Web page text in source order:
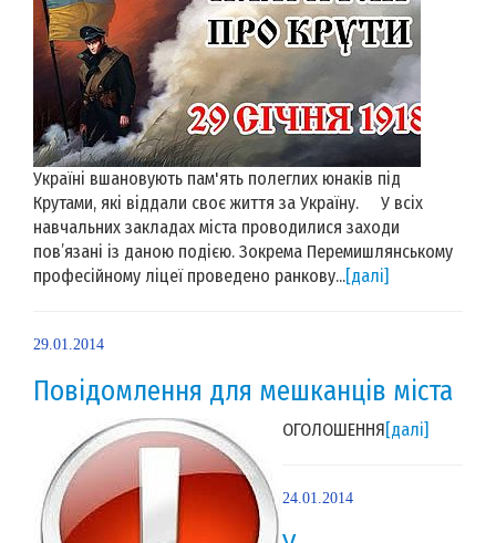
Україні вшановують пам'ять полеглих юнаків під
Крутами, які віддали своє життя за Україну. У всіх
навчальних закладах міста проводилися заходи
пов’язані із даною подією. Зокрема Перемишлянському
професійному ліцеї проведено ранкову...[далі]
29.01.2014
Повідомлення для мешканців міста
ОГОЛОШЕННЯ[далі]
24.01.2014